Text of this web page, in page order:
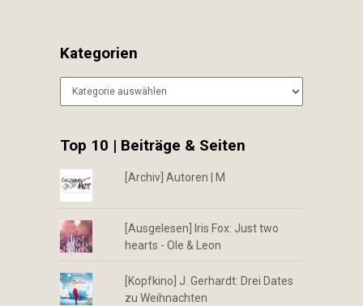
Kategorien
Kategorien
Top 10 | Beiträge & Seiten
[Archiv] Autoren | M
[Ausgelesen] Iris Fox: Just two
hearts - Ole & Leon
[Kopfkino] J. Gerhardt: Drei Dates
zu Weihnachten